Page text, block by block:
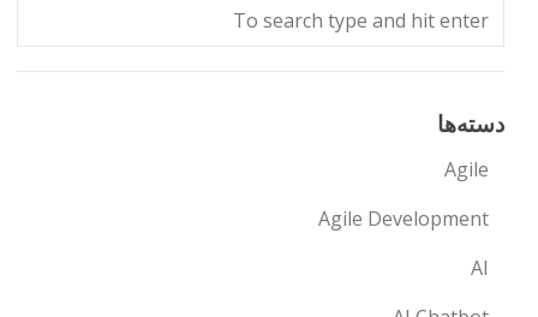
دسته‌ها
Agile
Agile Development
AI